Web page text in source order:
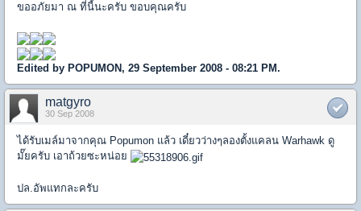
ขออภัยมา ณ ที่นี้นะครับ ขอบคุณครับ
Edited by POPUMON, 29 September 2008 - 08:21 PM.
matgyro
30 Sep 2008
ได้รับเมล์มาจากคุณ Popumon แล้ว เดี๋ยวว่างๆลองตั้งแคลน Warhawk ดู
มั๊ยครับ เอาถ้วยซะหน่อย
ปล.อัพแทกละครับ